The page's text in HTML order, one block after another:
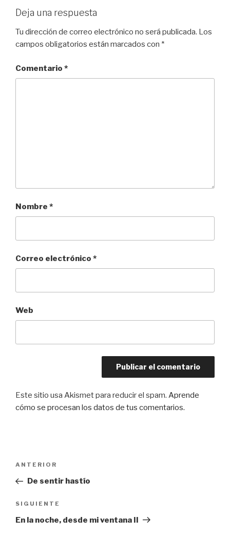
Deja una respuesta
Tu dirección de correo electrónico no será publicada. Los
campos obligatorios están marcados con *
Comentario *
Nombre *
Correo electrónico *
Web
Este sitio usa Akismet para reducir el spam. Aprende
cómo se procesan los datos de tus comentarios.
entradas
Entrada
anterior:
ANTERIOR
De sentir hastío
Siguiente
entrada
SIGUIENTE
En la noche, desde mi ventana II